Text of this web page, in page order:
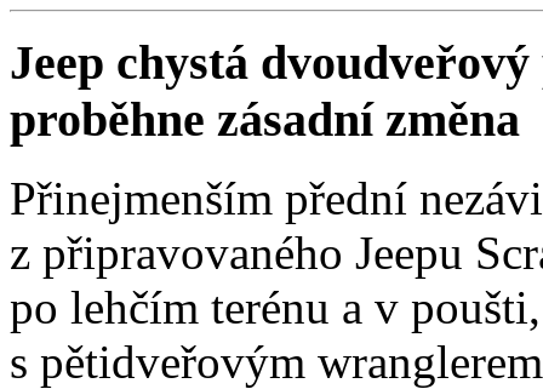
Jeep chystá
proběhne zásadní změna
Přinejmenším přední
z připravovaného Jeepu
po lehčím terénu a v
s pětidveřovým